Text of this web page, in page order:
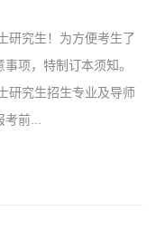
研究生！为方便考生了
项，特制订本须知。
研究生招生专业及导师
前...